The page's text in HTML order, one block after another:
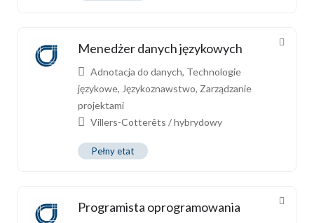
Menedżer danych językowych
Adnotacja do danych, Technologie
językowe, Językoznawstwo, Zarządzanie
projektami
Villers-Cotterêts / hybrydowy
Pełny etat
Programista oprogramowania